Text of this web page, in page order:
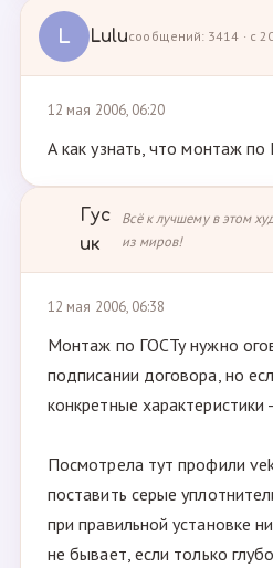
L Luluсообщений: 3414 · с
12 мая 2006, 06:20
А как узнать, что монтаж по
Гус
ик
Всё к лучшему в этом
из миров!
12 мая 2006, 06:38
Монтаж по ГОСТу нужно
подписании договора, но
конкретные характеристики
Посмотрела тут профили
поставить серые
при правильной установке
не бывает, если только